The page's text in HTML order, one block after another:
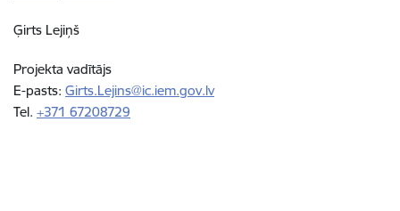
Ģirts Lejiņš
Projekta vadītājs
E-pasts: Girts.Lejins@ic.iem.gov.lv
Tel. +371 67208729